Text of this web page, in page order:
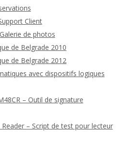
Client
de photos
de Belgrade 2010
de Belgrade 2012
avec dispositifs logiques
– Outil de signature
Reader – Script de test pour lecteur